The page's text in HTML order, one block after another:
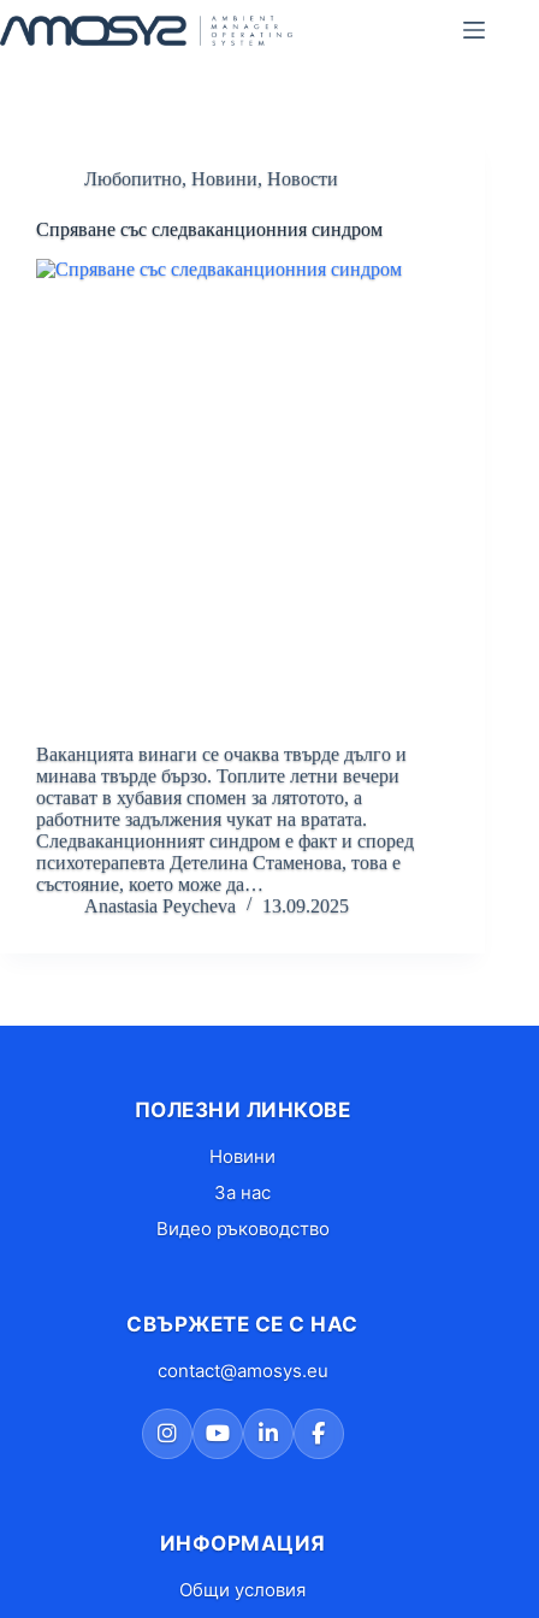
to
content
Любопитно, Новини, Новости
Спряване със следваканционния синдром
Ваканцията винаги се очаква твърде дълго и
минава твърде бързо. Топлите летни вечери
остават в хубавия спомен за лятотото, а
работните задължения чукат на вратата.
Следваканционният синдром е факт и според
психотерапевта Детелина Стаменова, това е
състояние, което може да…
Anastasia Peycheva
13.09.2025
ПОЛЕЗНИ ЛИНКОВЕ
Новини
За нас
Видео ръководство
СВЪРЖЕТЕ СЕ С НАС
contact@amosys.eu
ИНФОРМАЦИЯ
Общи условия